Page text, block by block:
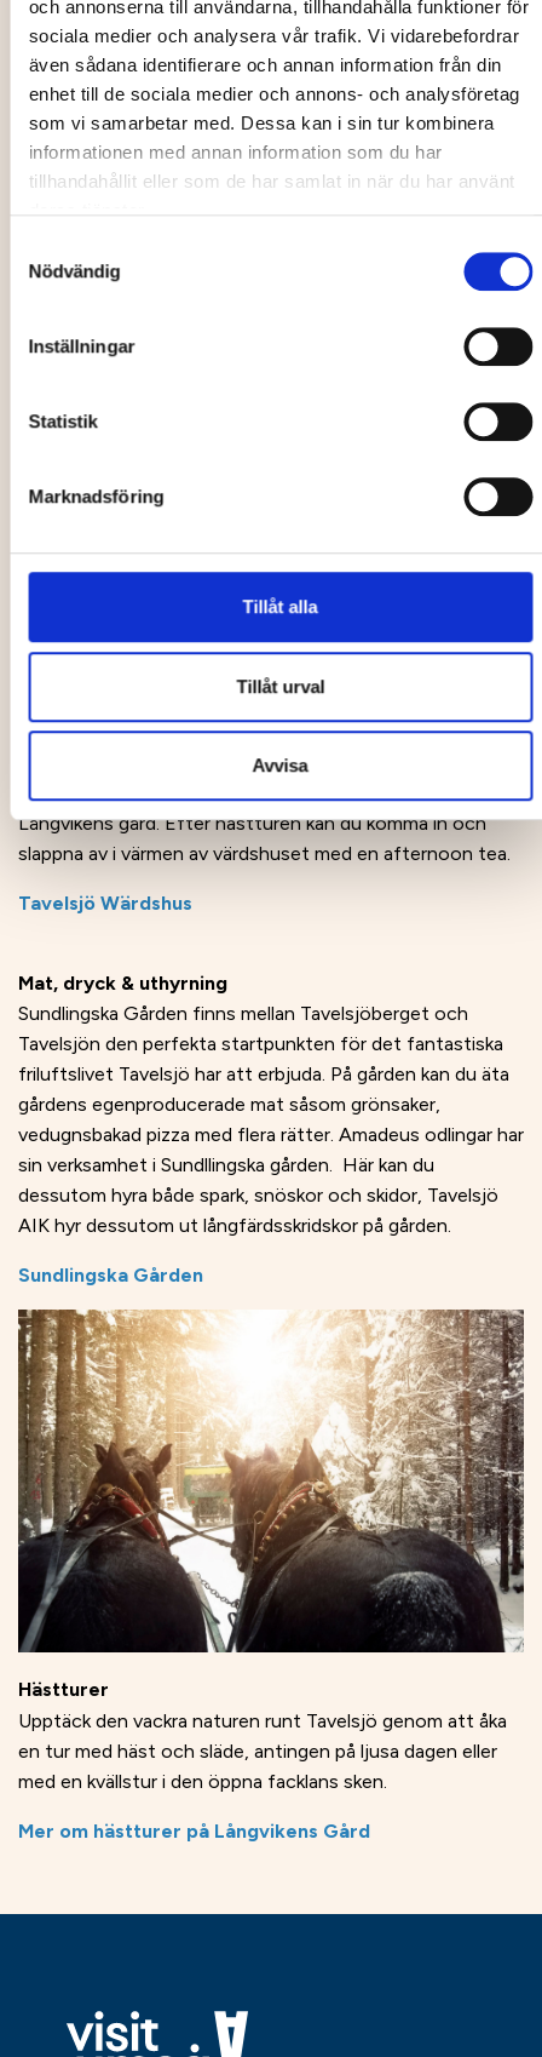
och annonserna till användarna, tillhandahålla funktioner för
sociala medier och analysera vår trafik. Vi vidarebefordrar
även sådana identifierare och annan information från din
enhet till de sociala medier och annons- och analysföretag
som vi samarbetar med. Dessa kan i sin tur kombinera
informationen med annan information som du har
tillhandahållit eller som de har samlat in när du har använt
Nödvändig
Inställningar
Statistik
Marknadsföring
Tillåt alla
Tillåt urval
Avvisa
enkel väg.
Tio Toppar Tavelsjö är en besöksguide som hjälper dig att
hitta upp på tio berg i Tavelsjöbygden. De flesta topparna
är familjevänliga och du kan antingen välja väg upp till
toppen själv eller följa en av alla snöstigar som blir till av
Boka en tur med häst och släde
Mat & Dryck
God och vällagad mat på Tavelsjö Wärdshus, mat som är
Här hittar du också ett bra utbud av vegetarisk och
vegansk mat. Du kan även boka en tur med häst och
släde via wärdhuset, då de har ett samarbete med
Långvikens gård. Efter hästturen kan du komma in och
slappna av i värmen av värdshuset med en afternoon tea.
Tavelsjö Wärdshus
Mat, dryck & uthyrning
Sundlingska Gården finns mellan Tavelsjöberget och
Tavelsjön den perfekta startpunkten för det fantastiska
friluftslivet Tavelsjö har att erbjuda. På gården kan du äta
gårdens egenproducerade mat såsom grönsaker,
vedugnsbakad pizza med flera rätter. Amadeus odlingar har
sin verksamhet i Sundllingska gården. Här kan du
dessutom hyra både spark, snöskor och skidor, Tavelsjö
AIK hyr dessutom ut långfärdsskridskor på gården.
Sundlingska Gården
Hästturer
Upptäck den vackra naturen runt Tavelsjö genom att åka
en tur med häst och släde, antingen på ljusa dagen eller
med en kvällstur i den öppna facklans sken.
Mer om hästturer på Långvikens Gård